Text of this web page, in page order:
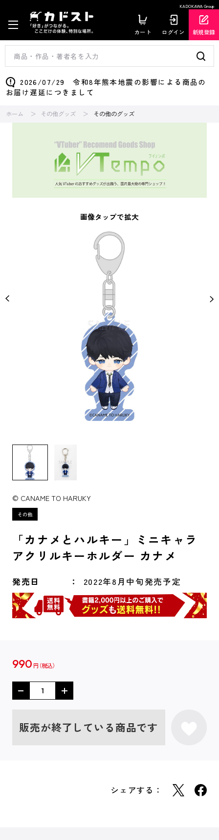
KADOKAWA Group
カート ログイン 新規登録
2026/07/29 令和8年熊本地震の影響による商品の
お届け遅延につきまして
ホーム その他グッズ その他のグッズ
画像タップで拡大
© CANAME TO HARUKY
「カナメとハルキー」ミニキャラ
アクリルキーホルダー カナメ
発売日 2022年8月中旬発売予定
990 円
販売が終了している商品です
シェアする：